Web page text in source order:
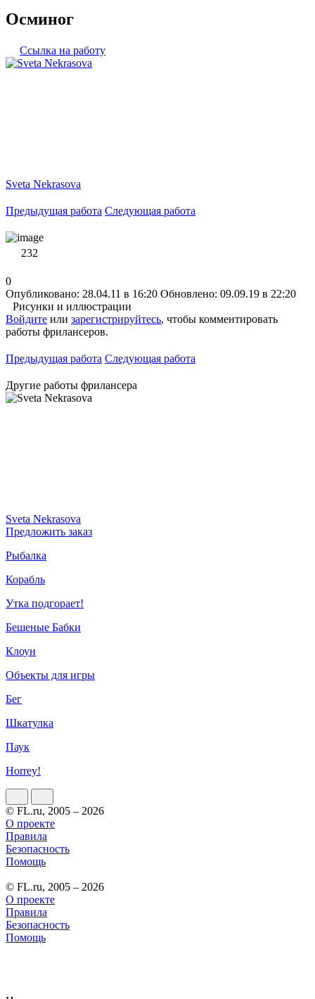
Осминог
Ссылка на работу
Sveta Nekrasova
Предыдущая работа Следующая работа
232
0
Опубликовано: 28.04.11 в 16:20 Обновлено: 09.09.19 в 22:20
Рисунки и иллюстрации
Войдите или зарегистрируйтесь, чтобы комментировать
работы фрилансеров.
Предыдущая работа Следующая работа
Другие работы фрилансера
Sveta Nekrasova
Предложить заказ
Рыбалка
Корабль
Утка подгорает!
Бешеные Бабки
Клоун
Объекты для игры
Бег
Шкатулка
Паук
Horrey!
© FL.ru, 2005 – 2026
О проекте
Правила
Безопасность
Помощь
© FL.ru, 2005 – 2026
О проекте
Правила
Безопасность
Помощь